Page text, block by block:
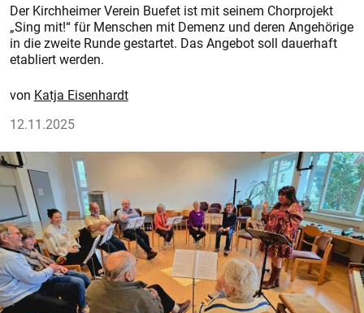
Der Kirchheimer Verein Buefet ist mit seinem Chorprojekt
„Sing mit!“ für Menschen mit Demenz und deren Angehörige
in die zweite Runde gestartet. Das Angebot soll dauerhaft
etabliert werden.
Katja Eisenhardt
12.11.2025